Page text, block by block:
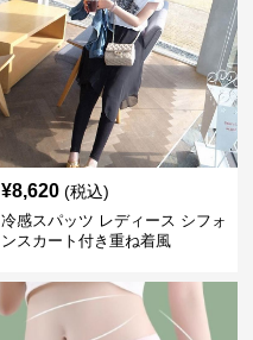
¥8,620 (税込)
冷感スパッツ レディース シフォ
ンスカート付き重ね着風